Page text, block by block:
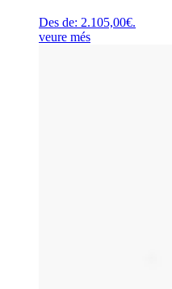
Des de: 2.105,00€.
veure més